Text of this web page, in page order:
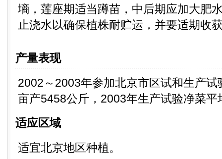
墒，莲座期适当蹲苗，中后期应加大肥
止浇水以确保植株耐贮运，并要适期收
产量表现
2002～2003年参加北京市区试和生产
亩产5458公斤，2003年生产试验净菜平
适应区域
适宜北京地区种植。